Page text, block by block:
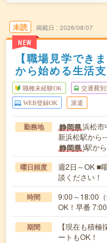
未読
NEW
掲載日 2026/08/07
【職場見学でき
から始める生活
職種未経験OK 交通費別
WEB登録OK 派遣
勤務地 静岡県浜松市
新浜松駅から
静岡県)駅か
曜日頻度
週2日～OK ■
談ください！
時間
9:00～18:00
OK！早番
期間
【現在も積
ートもOK！